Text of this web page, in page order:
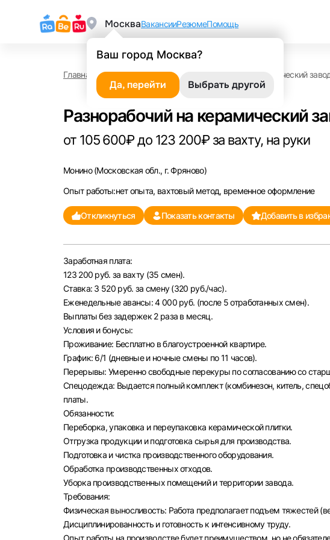
Москва
Ваш город Москва?
Да, перейти Выбрать другой
ВакансииРезюмеПомощь
Выберите
Вход в
Главная Работа в Монино Разнорабочий на керамический
Разнорабочий на керамический
от 105 600₽ до 123 200₽ за вахту, на руки
Монино(Московская обл., г. Фряново)
Опыт работы:нет опыта, вахтовый метод, временное оформление
Откликнуться Показать контакты Добавить в
Заработная плата:
123 200 руб. за вахту (35 смен).
Ставка: 3 520 руб. за смену (320 руб./час).
Еженедельные авансы: 4 000 руб. (после 5 отработанных смен).
Выплаты без задержек 2 раза в месяц.
Условия и бонусы:
Проживание: Бесплатно в благоустроенной квартире.
График: 6/1 (дневные и ночные смены по 11 часов).
Перерывы: Умеренно свободные перекуры по согласованию со
Спецодежда: Выдается полный комплект (комбинезон, китель,
платы.
Обязанности:
Переборка, упаковка и переупаковка керамической плитки.
Отгрузка продукции и подготовка сырья для производства.
Подготовка и чистка производственного оборудования.
Обработка производственных отходов.
Уборка производственных помещений и территории завода.
Требования:
Физическая выносливость: Работа предполагает подъем тяжестей
Дисциплинированность и готовность к интенсивному труду.
Опыт работы на производстве будет преимуществом, но не